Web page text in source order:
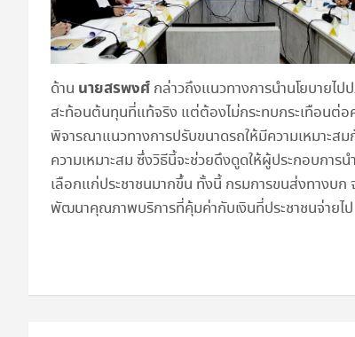
ด้าน นายสรพงศ์ กล่าวถึงแนวทางการนำนโยบายไป
สะท้อนต้นทุนที่แท้จริง แต่ต้องไม่กระทบกระเทือนต่
พิจารณาแนวทางการปรับขนาดรถให้มีความเหมาะส
ความเหมาะสม ซึ่งวิธีนี้จะช่วยดึงดูดให้ผู้ประกอบกา
เลือกแก่ประชาชนมากขึ้น ทั้งนี้ กรมการขนส่งทางบก
พัฒนาคุณภาพบริการที่คุ้มค่ากับเงินที่ประชาชนจ่ายไป